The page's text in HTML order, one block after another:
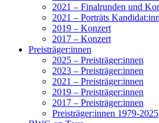
2021 – Finalrunden und
2021 – Porträts
2019 – Konzert
2017 – Konzert
Preisträger:innen
2025 – Preisträger:innen
2023 – Preisträger:innen
2021 – Preisträger:innen
2019 – Preisträger:innen
2017 – Preisträger:innen
Preisträger:innen 1979-2025